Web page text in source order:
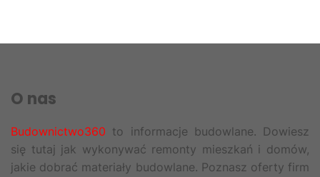
O nas
Budownictwo360 to informacje budowlane. Dowiesz
się tutaj jak wykonywać remonty mieszkań i domów,
jakie dobrać materiały budowlane. Poznasz oferty firm